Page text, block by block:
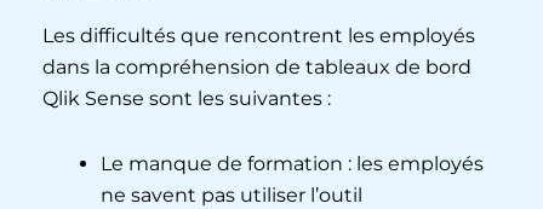
Les difficultés que rencontrent les employés
dans la compréhension de tableaux de bord
Qlik Sense sont les suivantes :
Le manque de formation : les employés
ne savent pas utiliser l’outil